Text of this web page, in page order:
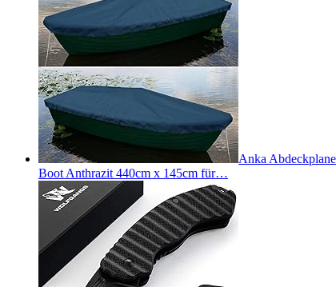
Anka Abdeckplane
Boot Anthrazit 440cm x 145cm für…